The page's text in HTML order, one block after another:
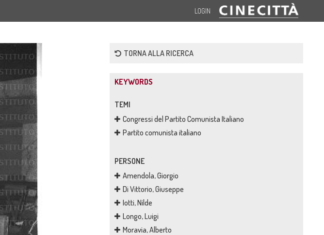
LOGIN
TORNA ALLA RICERCA
KEYWORDS
TEMI
Congressi del Partito Comunista Italiano
Partito comunista italiano
PERSONE
Amendola, Giorgio
Di Vittorio, Giuseppe
Iotti, Nilde
Longo, Luigi
Moravia, Alberto